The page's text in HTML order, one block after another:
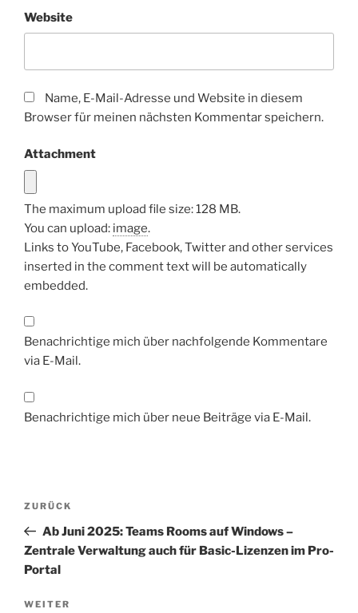
Website
Name, E-Mail-Adresse und Website in diesem
Browser für meinen nächsten Kommentar speichern.
Attachment
The maximum upload file size: 128 MB.
You can upload: image.
Links to YouTube, Facebook, Twitter and other services
inserted in the comment text will be automatically
embedded.
Benachrichtige mich über nachfolgende Kommentare
via E-Mail.
Benachrichtige mich über neue Beiträge via E-Mail.
Beitragsnavigation
Vorheriger
Beitrag
ZURÜCK
Ab Juni 2025: Teams Rooms auf Windows –
Zentrale Verwaltung auch für Basic-Lizenzen im Pro-
Portal
Nächster
WEITER